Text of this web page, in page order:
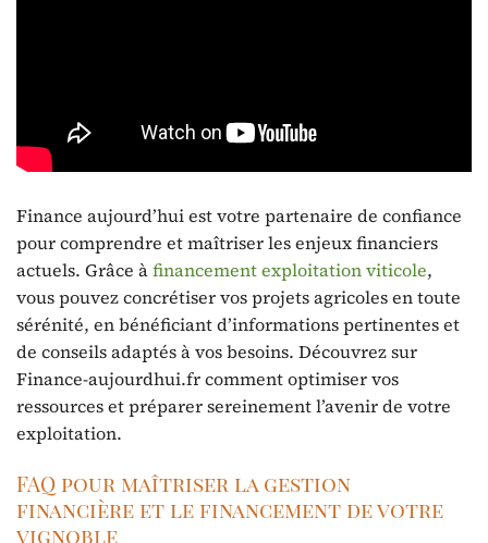
Finance aujourd’hui est votre partenaire de confiance
pour comprendre et maîtriser les enjeux financiers
actuels. Grâce àfinancement exploitation viticole,
vous pouvez concrétiser vos projets agricoles en toute
sérénité, en bénéficiant d’informations pertinentes et
de conseils adaptés à vos besoins. Découvrez sur
Finance-aujourdhui.fr comment optimiser vos
ressources et préparer sereinement l’avenir de votre
exploitation.
FAQ pour maîtriser la gestion
financière et le financement de votre
vignoble